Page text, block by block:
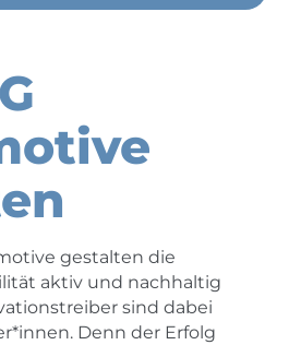
gestalten die
aktiv und nachhaltig
sind dabei
Denn der Erfolg